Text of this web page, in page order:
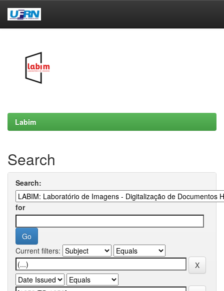
Labim
Search
Search:
for
Current filters: